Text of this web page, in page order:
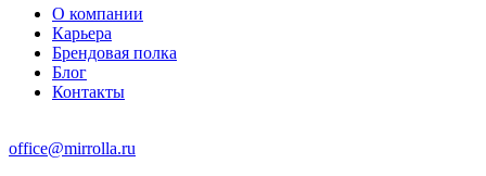
О компании
Карьера
Брендовая полка
Блог
Контакты
office@mirrolla.ru